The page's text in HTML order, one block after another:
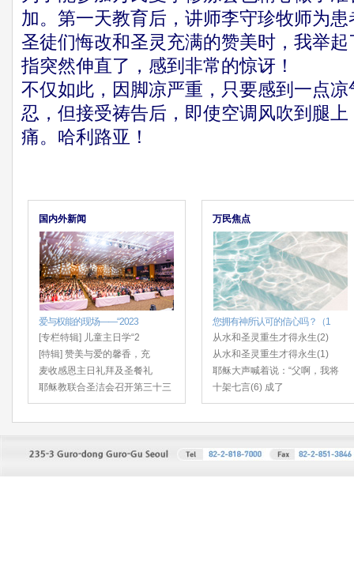
加。第一天教育后，讲师李守珍牧师为
圣徒们悔改和圣灵充满的赞美时，我举
指突然伸直了，感到非常的惊讶！
不仅如此，因脚凉严重，只要感到一点
忍，但接受祷告后，即使空调风吹到腿
痛。哈利路亚！
国内外新闻
爱与权能的现场——“2023
[专栏特辑] 儿童主日学“2
[特辑] 赞美与爱的馨香，充
麦收感恩主日礼拜及圣餐礼
耶稣教联合圣洁会召开第三十三
万民焦点
您拥有神所认可的信心吗？（1
从水和圣灵重生才得永生(2)
从水和圣灵重生才得永生(1)
耶稣大声喊着说：“父啊，我将
十架七言(6) 成了